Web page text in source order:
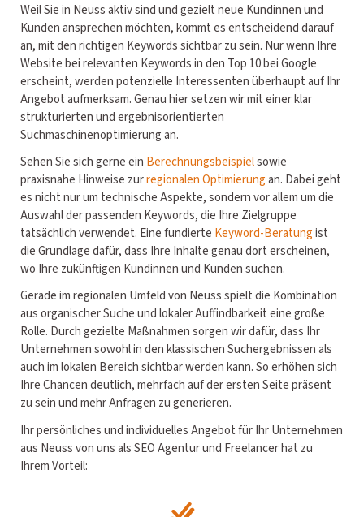
Weil Sie in Neuss aktiv sind und gezielt neue Kundinnen und
Kunden ansprechen möchten, kommt es entscheidend darauf
an, mit den richtigen Keywords sichtbar zu sein. Nur wenn Ihre
Website bei relevanten Keywords in den Top 10 bei Google
erscheint, werden potenzielle Interessenten überhaupt auf Ihr
Angebot aufmerksam. Genau hier setzen wir mit einer klar
strukturierten und ergebnisorientierten
Suchmaschinenoptimierung an.
Sehen Sie sich gerne ein Berechnungsbeispielsowie
praxisnahe Hinweise zurregionalen Optimierungan. Dabei geht
es nicht nur um technische Aspekte, sondern vor allem um die
Auswahl der passenden Keywords, die Ihre Zielgruppe
tatsächlich verwendet. Eine fundierte Keyword-Beratungist
die Grundlage dafür, dass Ihre Inhalte genau dort erscheinen,
wo Ihre zukünftigen Kundinnen und Kunden suchen.
Gerade im regionalen Umfeld von Neuss spielt die Kombination
aus organischer Suche und lokaler Auffindbarkeit eine große
Rolle. Durch gezielte Maßnahmen sorgen wir dafür, dass Ihr
Unternehmen sowohl in den klassischen Suchergebnissen als
auch im lokalen Bereich sichtbar werden kann. So erhöhen sich
Ihre Chancen deutlich, mehrfach auf der ersten Seite präsent
zu sein und mehr Anfragen zu generieren.
Ihr persönliches und individuelles Angebot für Ihr Unternehmen
aus Neuss von uns als SEO Agentur und Freelancer hat zu
Ihrem Vorteil: